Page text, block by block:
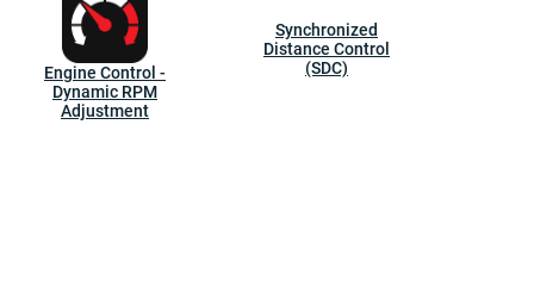
Engine Control -
Dynamic RPM
Adjustment
Synchronized
Distance Control
(SDC)